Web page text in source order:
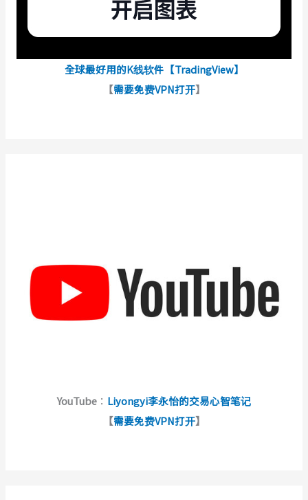
全球最好用的K线软件【TradingView】
【需要免费VPN打开】
YouTube ： Liyongyi李永怡的交易心智笔记
【需要免费VPN打开】